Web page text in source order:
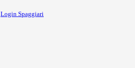
Login Spaggiari